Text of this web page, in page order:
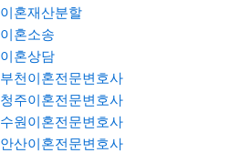
이혼재산분할
이혼소송
이혼상담
부천이혼전문변호사
청주이혼전문변호사
수원이혼전문변호사
안산이혼전문변호사